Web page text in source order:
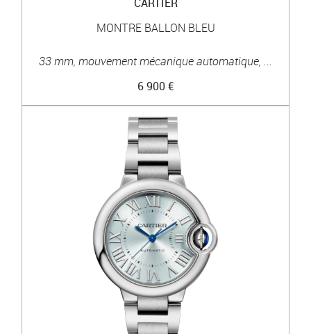
MONTRE BALLON BLEU
33 mm, mouvement mécanique automatique, ...
6 900 €